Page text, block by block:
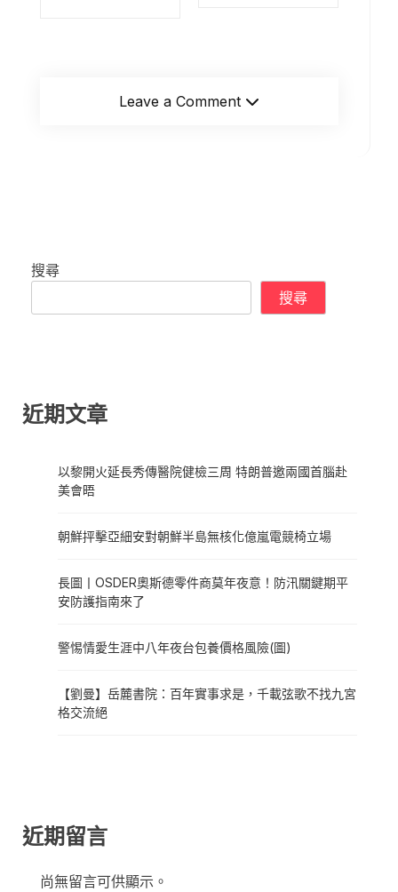
Leave a Comment
搜尋
搜尋
近期文章
以黎開火延長秀傳醫院健檢三周 特朗普邀兩國首腦赴
美會晤
朝鮮抨擊亞細安對朝鮮半島無核化億嵐電競椅立場
長圖丨OSDER奧斯德零件商莫年夜意！防汛關鍵期平
安防護指南來了
警惕情愛生涯中八年夜台包養價格風險(圖)
【劉曼】岳麓書院：百年實事求是，千載弦歌不找九宮
格交流絕
近期留言
尚無留言可供顯示。